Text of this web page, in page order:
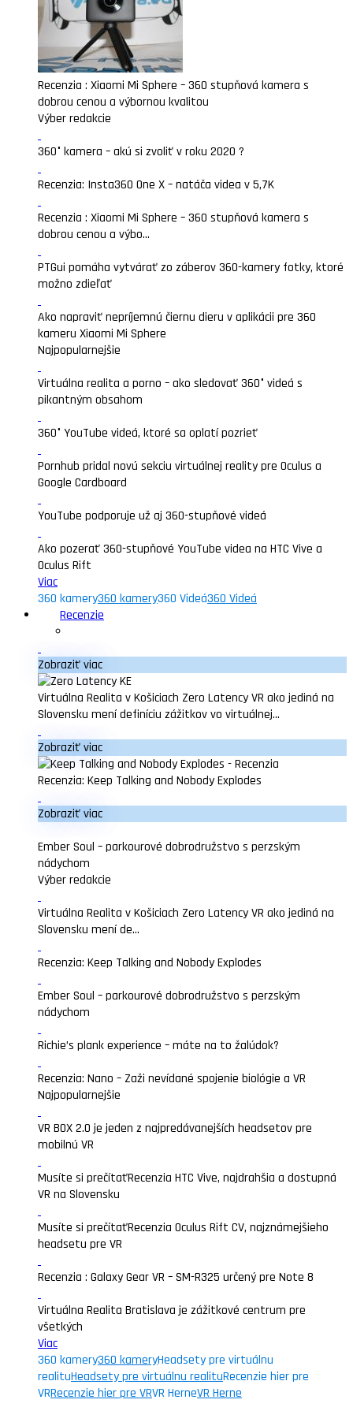
Recenzia : Xiaomi Mi Sphere – 360 stupňová kamera s
dobrou cenou a výbornou kvalitou
Výber redakcie
360° kamera – akú si zvoliť v roku 2020 ?
Recenzia: Insta360 One X – natáča videa v 5,7K
Recenzia : Xiaomi Mi Sphere – 360 stupňová kamera s
dobrou cenou a výbo...
PTGui pomáha vytvárať zo záberov 360-kamery fotky, ktoré
možno zdieľať
Ako napraviť nepríjemnú čiernu dieru v aplikácii pre 360
kameru Xiaomi Mi Sphere
Najpopularnejšie
Virtuálna realita a porno – ako sledovať 360° videá s
pikantným obsahom
360° YouTube videá, ktoré sa oplatí pozrieť
Pornhub pridal novú sekciu virtuálnej reality pre Oculus a
Google Cardboard
YouTube podporuje už aj 360-stupňové videá
Ako pozerať 360-stupňové YouTube videa na HTC Vive a
Oculus Rift
Viac
360 kamery360 kamery360 Videá360 Videá
Recenzie
Zobraziť viac
Virtuálna Realita v Košiciach Zero Latency VR ako jediná na
Slovensku mení definíciu zážitkov vo virtuálnej...
Zobraziť viac
Recenzia: Keep Talking and Nobody Explodes
Zobraziť viac
Ember Soul – parkourové dobrodružstvo s perzským
nádychom
Výber redakcie
Virtuálna Realita v Košiciach Zero Latency VR ako jediná na
Slovensku mení de...
Recenzia: Keep Talking and Nobody Explodes
Ember Soul – parkourové dobrodružstvo s perzským
nádychom
Richie’s plank experience – máte na to žalúdok?
Recenzia: Nano – Zaži nevídané spojenie biológie a VR
Najpopularnejšie
VR BOX 2.0 je jeden z najpredávanejších headsetov pre
mobilnú VR
Musíte si prečítaťRecenzia HTC Vive, najdrahšia a dostupná
VR na Slovensku
Musíte si prečítaťRecenzia Oculus Rift CV, najznámejšieho
headsetu pre VR
Recenzia : Galaxy Gear VR – SM-R325 určený pre Note 8
Virtuálna Realita Bratislava je zážitkové centrum pre
všetkých
Viac
360 kamery360 kameryHeadsety pre virtuálnu
realituHeadsety pre virtuálnu realituRecenzie hier pre
VRRecenzie hier pre VRVR HerneVR Herne